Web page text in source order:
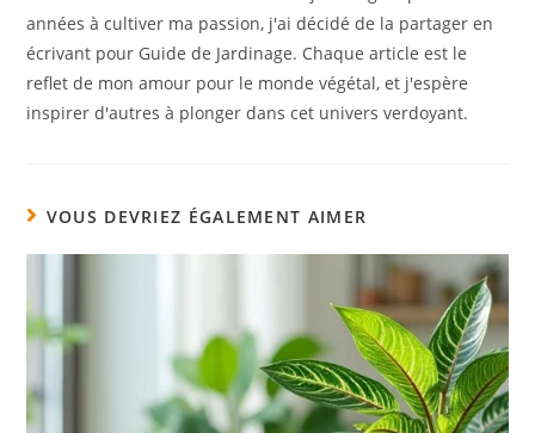
années à cultiver ma passion, j'ai décidé de la partager en
écrivant pour Guide de Jardinage. Chaque article est le
reflet de mon amour pour le monde végétal, et j'espère
inspirer d'autres à plonger dans cet univers verdoyant.
VOUS DEVRIEZ ÉGALEMENT AIMER